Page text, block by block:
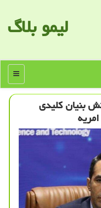
لیمو بلاگ
منو
دانش بنیان کلیدی